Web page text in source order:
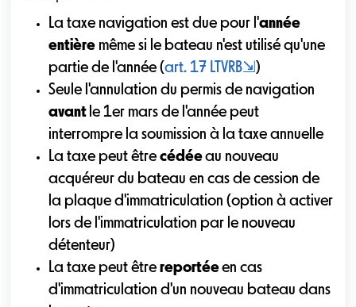
La taxe navigation est due pour l'année
entière même si le bateau n'est utilisé qu'une
partie de l'année (art. 17 LTVRB⇲)
Seule l'annulation du permis de navigation
avant le 1er mars de l'année peut
interrompre la soumission à la taxe annuelle
La taxe peut être cédéeau nouveau
acquéreur du bateau en cas de cession de
la plaque d'immatriculation (option à activer
lors de l'immatriculation par le nouveau
détenteur)
La taxe peut être reportéeen cas
d'immatriculation d'un nouveau bateau dans